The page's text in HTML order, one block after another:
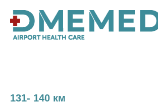
131- 140 км